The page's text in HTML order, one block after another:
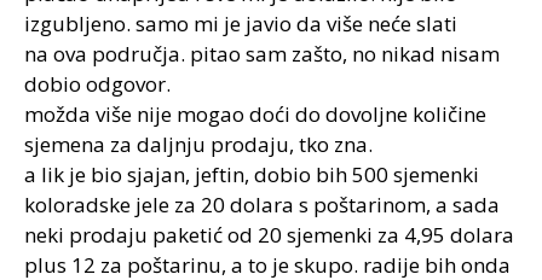
izgubljeno. samo mi je javio da više neće slati
na ova područja. pitao sam zašto, no nikad nisam
dobio odgovor.
možda više nije mogao doći do dovoljne količine
sjemena za daljnju prodaju, tko zna.
a lik je bio sjajan, jeftin, dobio bih 500 sjemenki
koloradske jele za 20 dolara s poštarinom, a sada
neki prodaju paketić od 20 sjemenki za 4,95 dolara
plus 12 za poštarinu, a to je skupo. radije bih onda